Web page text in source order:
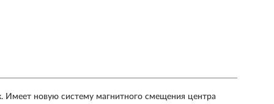
новую систему магнитного смещения центра